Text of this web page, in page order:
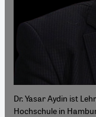
Dr. Yasar Aydin ist
Hochschule in